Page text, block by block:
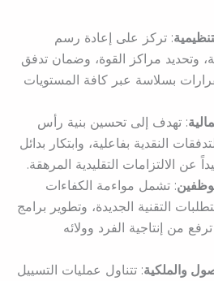
: تركز على إعادة رسم
وتحديد مراكز القوة، وضمان تدفق
بسلاسة عبر كافة المستويات
: تهدف إلى تحسين بنية رأس
النقدية بفاعلية، وابتكار بدائل
عن الالتزامات التقليدية المرهقة.
: تشمل مواءمة الكفاءات
التقنية الجديدة، وتطوير برامج
من إنتاجية الفرد وولائه
والملكية: تتناول عمليات التسييل